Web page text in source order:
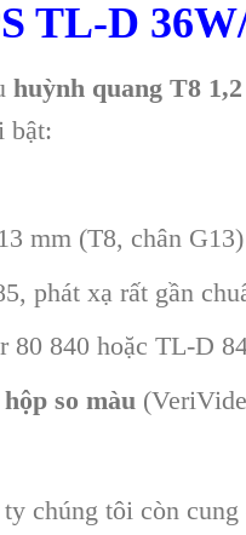
TL-D
huỳnh quang T8
bật:
mm (T8, chân G13)
phát xạ rất gần
840 hoặc TL-D
hộp so màu
chúng tôi còn cung